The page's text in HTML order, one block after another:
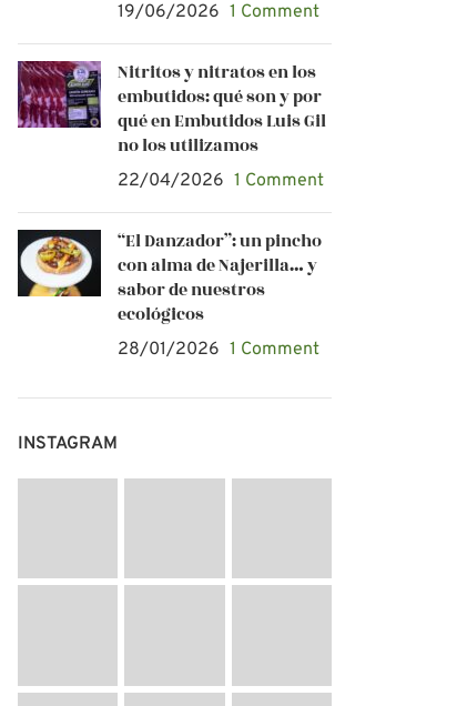
19/06/2026 1 Comment
Nitritos y nitratos en los
embutidos: qué son y por
qué en Embutidos Luis Gil
no los utilizamos
22/04/2026 1 Comment
“El Danzador”: un pincho
con alma de Najerilla… y
sabor de nuestros
ecológicos
28/01/2026 1 Comment
INSTAGRAM